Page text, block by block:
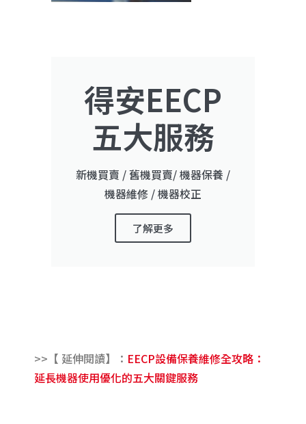
得安EECP
五大服務
新機買賣 / 舊機買賣/ 機器保養 /
機器維修 / 機器校正
了解更多
>>【 延伸閱讀】： EECP設備保養維修全攻略：
延長機器使用優化的五大關鍵服務